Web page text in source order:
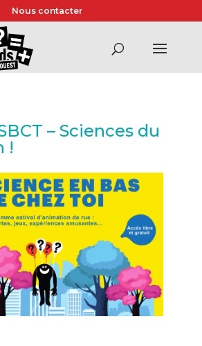
Nous contacter
– Sciences du
!